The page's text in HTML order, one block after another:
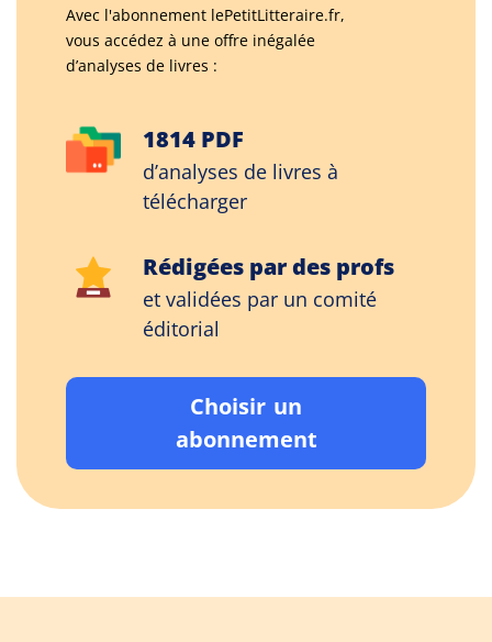
Avec l'abonnement lePetitLitteraire.fr,
vous accédez à une offre inégalée
d’analyses de livres :
1814 PDF
d’analyses de livres à
télécharger
Rédigées par des profs
et validées par un comité
éditorial
Choisir un
abonnement